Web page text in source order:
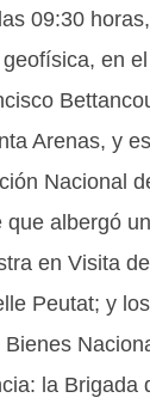
09:30
en
Arenas, y
Nacional
albergó
en Visita
Peutat; y
la